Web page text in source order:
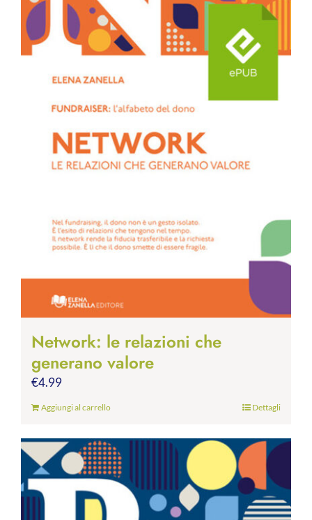
Network: le relazioni che
generano valore
€4.99
Aggiungi al carrello Dettagli